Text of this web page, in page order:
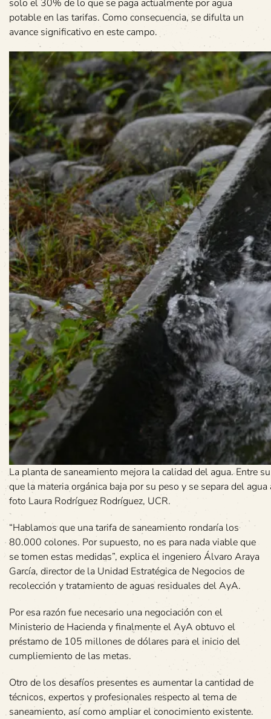
solo el 30% de lo que se paga actualmente por agua
potable en las tarifas. Como consecuencia, se difulta un
avance significativo en este campo.
La planta de saneamiento mejora la calidad del agua. Entre
que la materia orgánica baja por su peso y se separa del
foto Laura Rodríguez Rodríguez, UCR.
“Hablamos que una tarifa de saneamiento rondaría los
80.000 colones. Por supuesto, no es para nada viable que
se tomen estas medidas”, explica el ingeniero Álvaro Araya
García, director de la Unidad Estratégica de Negocios de
recolección y tratamiento de aguas residuales del AyA.
Por esa razón fue necesario una negociación con el
Ministerio de Hacienda y finalmente el AyA obtuvo el
préstamo de 105 millones de dólares para el inicio del
cumpliemiento de las metas.
Otro de los desafíos presentes es aumentar la cantidad de
técnicos, expertos y profesionales respecto al tema de
saneamiento, así como ampliar el conocimiento existente.